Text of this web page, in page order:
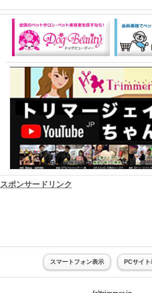
スポンサードリンク
スマートフォン表示 PCサイト